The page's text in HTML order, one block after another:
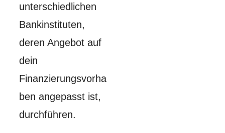
unterschiedlichen
Bankinstituten,
deren Angebot auf
dein
Finanzierungsvorha
ben angepasst ist,
durchführen.